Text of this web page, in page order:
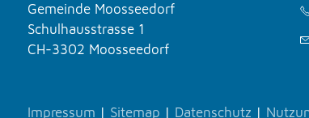
Gemeinde Moosseedorf
Schulhausstrasse 1
CH-3302 Moosseedorf
Impressum | Sitemap | Datenschutz |